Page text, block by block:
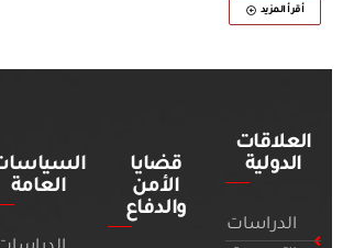
أقرأ المزيد
العلاقات
الدولية
الدراسات
قضايا
الأمن
والدفاع
السياسات
العامة